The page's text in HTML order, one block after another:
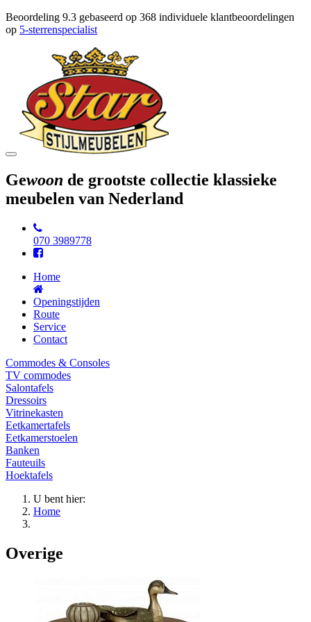
Beoordeling 9.3 gebaseerd op 368 individuele klantbeoordelingen
op 5-sterrenspecialist
Toggle
Gewoon de grootste collectie klassieke
meubelen van Nederland
070 3989778
Home
Openingstijden
Route
Service
Contact
Commodes & Consoles
TV commodes
Salontafels
Dressoirs
Vitrinekasten
Eetkamertafels
Eetkamerstoelen
Banken
Fauteuils
Hoektafels
U bent hier:
Home
Overige